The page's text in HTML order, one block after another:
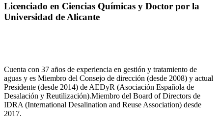
Licenciado en Ciencias Químicas y Doctor por la
Universidad de Alicante
Cuenta con 37 años de experiencia en gestión y tratamiento de
aguas y es Miembro del Consejo de dirección (desde 2008) y actual
Presidente (desde 2014) de AEDyR (Asociación Española de
Desalación y Reutilización).Miembro del Board of Directors de
IDRA (International Desalination and Reuse Association) desde
2017.